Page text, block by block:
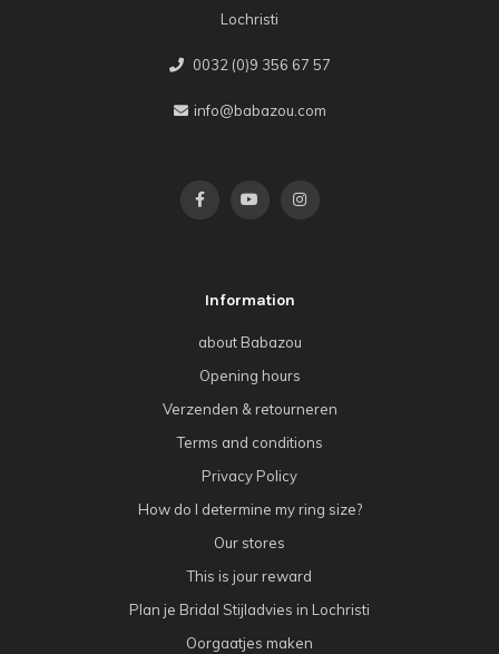
Lochristi
0032 (0)9 356 67 57
info@babazou.com
Information
about Babazou
Opening hours
Verzenden & retourneren
Terms and conditions
Privacy Policy
How do I determine my ring size?
Our stores
This is jour reward
Plan je Bridal Stijladvies in Lochristi
Oorgaatjes maken